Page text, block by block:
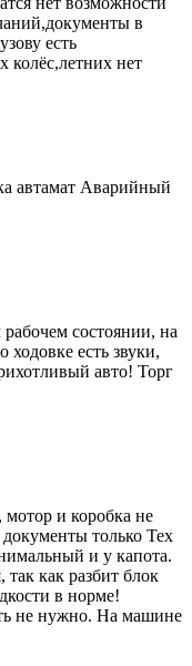
в
есть
колёс,летних нет
автамат Аварийный
состоянии, на
ходовке есть звуки,
авто! Торг
мотор и коробка не
только Тех
и у капота.
так как разбит блок
в норме!
не нужно. На машине